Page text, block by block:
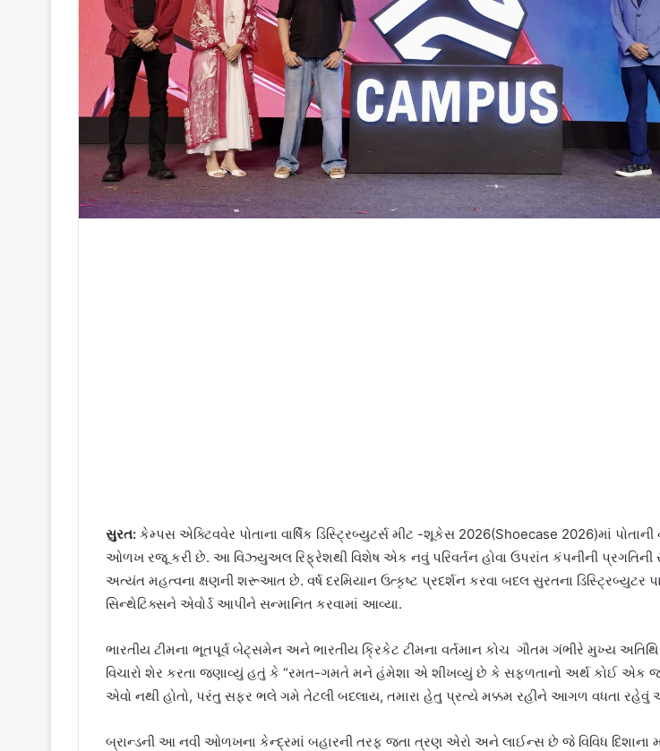
સુરત: કેમ્પસ એક્ટિવવેર પોતાના વાર્ષિક ડિસ્ટ્રિબ્યુટર્સ મીટ -શૂકેસ 2026(Shoecase 2026)માં પોતાની
ઓળખ રજૂ કરી છે. આ વિઝ્યુઅલ રિફ્રેશથી વિશેષ એક નવું પરિવર્તન હોવા ઉપરાંત કંપનીની
અત્યંત મહત્વના ક્ષણની શરૂઆત છે. વર્ષ દરમિયાન ઉત્કૃષ્ટ પ્રદર્શન કરવા બદલ સુરતના ડિસ્ટ્રિબ્યુટર
સિન્થેટિક્સને એવોર્ડ આપીને સન્માનિત કરવામાં આવ્યા.
ભારતીય ટીમના ભૂતપૂર્વ બેટ્સમેન અને ભારતીય ક્રિકેટ ટીમના વર્તમાન કોચ ગૌતમ ગંભીરે મુખ્ય અતિથિ
વિચારો શેર કરતા જણાવ્યું હતું કે “રમત-ગમતે મને હંમેશા એ શીખવ્યું છે કે સફળતાનો અર્થ કોઈ એક જ
એવો નથી હોતો, પરંતુ સફર ભલે ગમે તેટલી બદલાય, તમારા હેતુ પ્રત્યે મક્કમ રહીને આગળ વધતા રહેવું
બ્રાન્ડની આ નવી ઓળખના કેન્દ્રમાં બહારની તરફ જતા ત્રણ એરો અને લાઈન્સ છે જે વિવિધ દિશાના